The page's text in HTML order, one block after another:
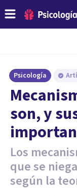
Psicología
son, y
Los
que se
según la